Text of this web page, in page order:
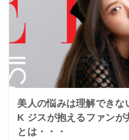
美人の悩みは理解でき
K ジスが抱えるファンが
とは・・・